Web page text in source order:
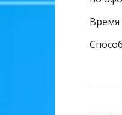
Время